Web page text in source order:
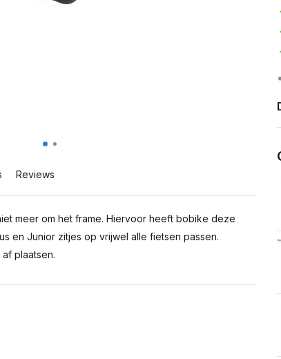
Reviews
meer om het frame. Hiervoor heeft bobike deze
en Junior zitjes op vrijwel alle fietsen passen.
plaatsen.